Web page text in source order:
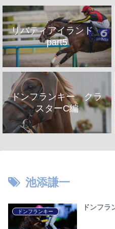
リバティアイランド
part5
ドンフランキー クラ
スターC編
池添謙一
ドンフランキー
ドンフ